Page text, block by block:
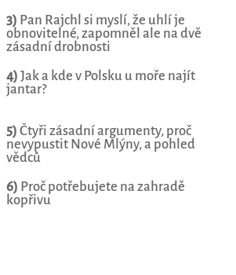
3) Pan Rajchl si myslí, že uhlí je
obnovitelné, zapomněl ale na dvě
zásadní drobnosti
4) Jak a kde v Polsku u moře najít
jantar?
5) Čtyři zásadní argumenty, proč
nevypustit Nové Mlýny, a pohled
vědců
6) Proč potřebujete na zahradě
kopřivu